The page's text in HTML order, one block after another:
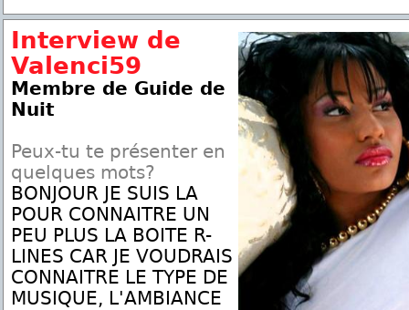
Interview de
Valenci59
Membre de Guide de
Nuit
Peux-tu te présenter en
quelques mots?
BONJOUR JE SUIS LA
POUR CONNAITRE UN
PEU PLUS LA BOITE R-
LINES CAR JE VOUDRAIS
CONNAITRE LE TYPE DE
MUSIQUE, L'AMBIANCE